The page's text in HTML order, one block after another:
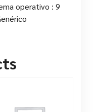
operativo : 9